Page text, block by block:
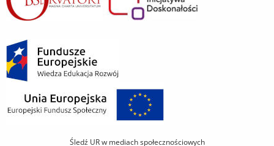
Śledź UR w mediach społecznościowych